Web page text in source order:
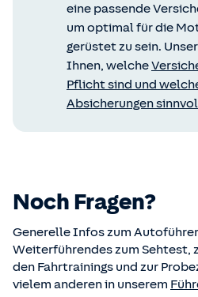
eine passende
um optimal für die
gerüstet zu sein.
Ihnen, welche
Pflicht sind und
Absicherungen
Noch Fragen?
Generelle Infos zum
Weiterführendes zum Sehtest,
den Fahrtrainings und zur
vielem anderen in unserem